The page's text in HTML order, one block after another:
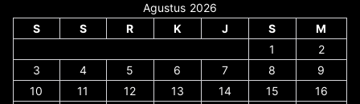
Agustus 2026
S
S R K J S
M
1
2
3
4 5 6 7 8
9
10
11 12 13 14 15
16